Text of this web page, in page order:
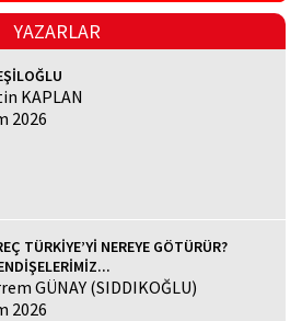
YAZARLAR
KAPLAN
2026
TÜRKİYE’Yİ NEREYE GÖTÜRÜR?
GÜNAY (SIDDIKOĞLU)
2026